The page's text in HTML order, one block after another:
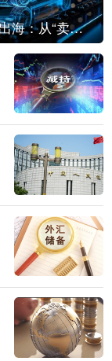
中国汽车出海：从“卖出去”到“走进去”